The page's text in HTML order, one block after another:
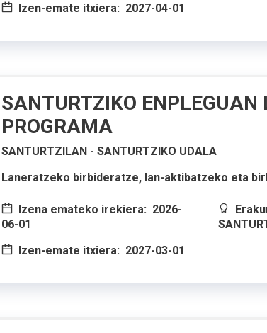
Izen-emate itxiera: 2027-04-01
SANTURTZIKO ENPLEGUAN
PROGRAMA
SANTURTZILAN - SANTURTZIKO UDALA
Laneratzeko birbideratze, lan-aktibatzeko eta
Izena emateko irekiera: 2026-
06-01
Izen-emate itxiera: 2027-03-01